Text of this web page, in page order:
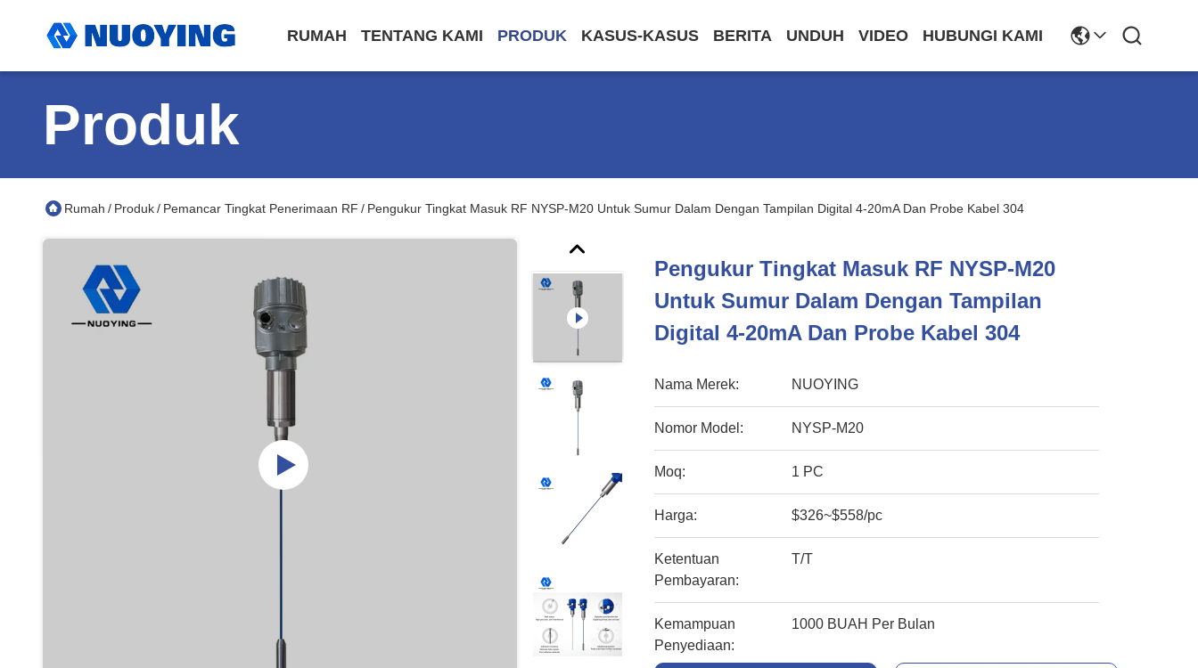
RUMAH TENTANG KAMI PRODUK KASUS-KASUS BERITA UNDUH VIDEO HUBUNGI KAMI
Produk
Rumah / Produk/ Pemancar Tingkat Penerimaan RF / Pengukur Tingkat Masuk RF NYSP-M20 Untuk Sumur Dalam Dengan Tampilan Digital 4-20mA Dan Probe Kabel 304
Pengukur Tingkat Masuk RF NYSP-M20
Untuk Sumur Dalam Dengan Tampilan
Digital 4-20mA Dan Probe Kabel 304
Nama Merek: NUOYING
Nomor Model: NYSP-M20
Moq: 1 PC
Harga: $326~$558/pc
Ketentuan
Pembayaran:
T/T
Kemampuan
Penyediaan:
1000 BUAH Per Bulan